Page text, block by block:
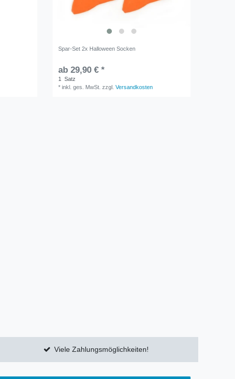
Spar-Set 2x Halloween Socken
ab 29,90 € *
1
Satz
*inkl. ges. MwSt. zzgl.Versandkosten
Viele Zahlungsmöglichkeiten!